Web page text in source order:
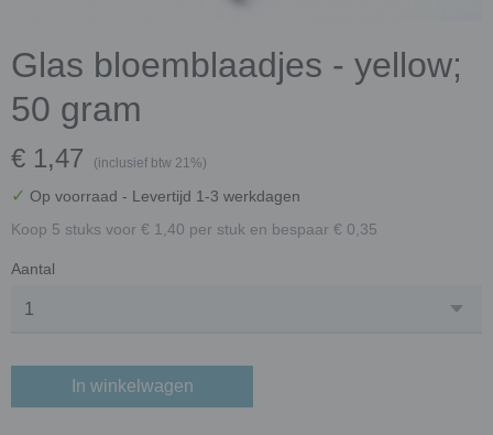
Glas bloemblaadjes - yellow;
50 gram
€ 1,47 (inclusief btw 21%)
✓ Op voorraad - Levertijd 1-3 werkdagen
Koop 5 stuks voor € 1,40 per stuk en bespaar € 0,35
Aantal
In winkelwagen